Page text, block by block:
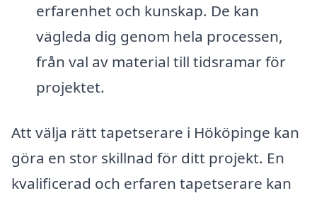
erfarenhet och kunskap. De kan
vägleda dig genom hela processen,
från val av material till tidsramar för
projektet.
Att välja rätt tapetserare i Hököpinge kan
göra en stor skillnad för ditt projekt. En
kvalificerad och erfaren tapetserare kan